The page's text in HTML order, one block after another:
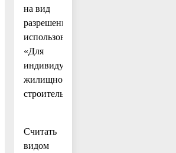
на вид
разрешенного
использования
«Для
индивидуального
жилищного
строительства».
Считать
видом